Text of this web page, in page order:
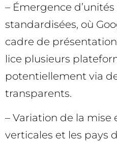
– Émergence
standardisées, où
cadre de
lice plusieurs
potentiellement via
transparents.
– Variation de la mise
verticales et les pays